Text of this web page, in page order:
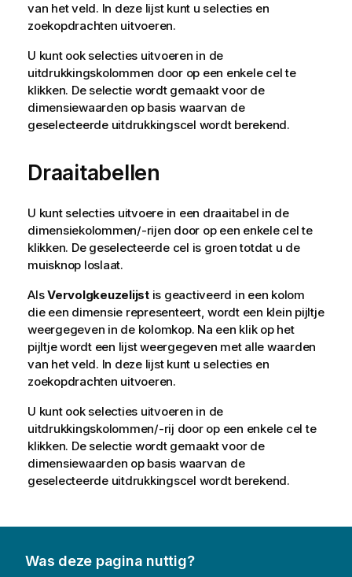
van het veld. In deze lijst kunt u selecties en
zoekopdrachten uitvoeren.
U kunt ook selecties uitvoeren in de
uitdrukkingskolommen door op een enkele cel te
klikken. De selectie wordt gemaakt voor de
dimensiewaarden op basis waarvan de
geselecteerde uitdrukkingscel wordt berekend.
Draaitabellen
U kunt selecties uitvoere in een draaitabel in de
dimensiekolommen/-rijen door op een enkele cel te
klikken. De geselecteerde cel is groen totdat u de
muisknop loslaat.
AlsVervolgkeuzelijstis geactiveerd in een kolom
die een dimensie representeert, wordt een klein pijltje
weergegeven in de kolomkop. Na een klik op het
pijltje wordt een lijst weergegeven met alle waarden
van het veld. In deze lijst kunt u selecties en
zoekopdrachten uitvoeren.
U kunt ook selecties uitvoeren in de
uitdrukkingskolommen/-rij door op een enkele cel te
klikken. De selectie wordt gemaakt voor de
dimensiewaarden op basis waarvan de
geselecteerde uitdrukkingscel wordt berekend.
Was deze pagina nuttig?